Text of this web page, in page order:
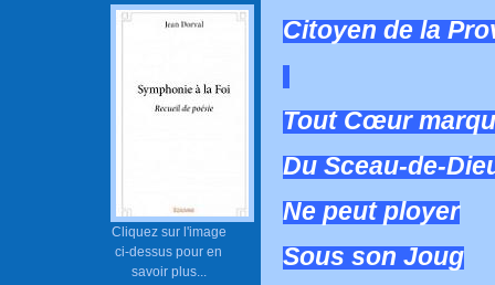
Cliquez sur l'image
ci-dessus pour en
savoir plus...
Citoyen de la
Tout Cœur
Du Sceau-de-
Ne peut ployer
Sous son Joug